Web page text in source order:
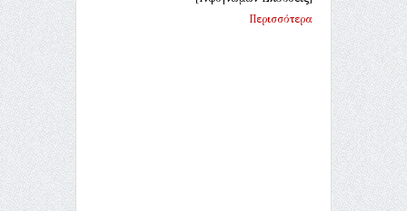
Περισσότερα